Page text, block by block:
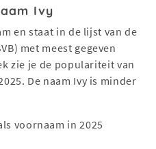
Ivy
en staat in de lijst van de
met meest gegeven
zie je de populariteit van
De naam Ivy is minder
voornaam in 2025